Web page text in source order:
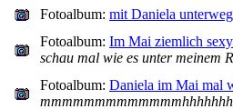
Fotoalbum: mit Daniela
Fotoalbum: Im Mai ziemlich
schau mal wie es unter meinem
Fotoalbum: Daniela im Mai mal